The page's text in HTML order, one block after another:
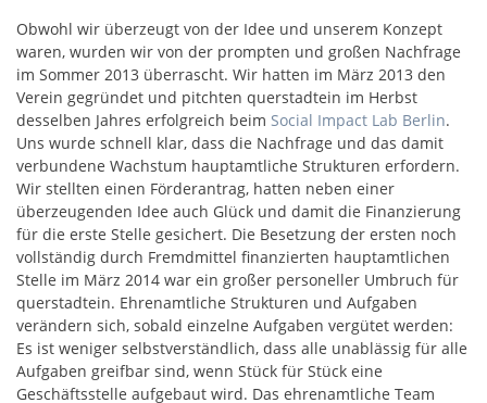
Obwohl wir überzeugt von der Idee und unserem Konzept
waren, wurden wir von der prompten und großen Nachfrage
im Sommer 2013 überrascht. Wir hatten im März 2013 den
Verein gegründet und pitchten querstadtein im Herbst
desselben Jahres erfolgreich beim Social Impact Lab Berlin.
Uns wurde schnell klar, dass die Nachfrage und das damit
verbundene Wachstum hauptamtliche Strukturen erfordern.
Wir stellten einen Förderantrag, hatten neben einer
überzeugenden Idee auch Glück und damit die Finanzierung
für die erste Stelle gesichert. Die Besetzung der ersten noch
vollständig durch Fremdmittel finanzierten hauptamtlichen
Stelle im März 2014 war ein großer personeller Umbruch für
querstadtein. Ehrenamtliche Strukturen und Aufgaben
verändern sich, sobald einzelne Aufgaben vergütet werden:
Es ist weniger selbstverständlich, dass alle unablässig für alle
Aufgaben greifbar sind, wenn Stück für Stück eine
Geschäftsstelle aufgebaut wird. Das ehrenamtliche Team